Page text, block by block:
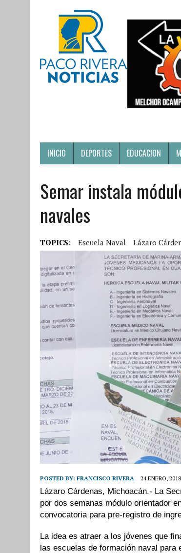
INICIO DEPORTES EDUCACION
Semar instala
navales
TOPICS: Escuela Naval Lázaro
POSTED BY: FRANCISCO RIVERA 24 ENERO, 2018
Lázaro Cárdenas, Michoacán.- La
por dos semanas módulo orientador
convocatoria para pre-registro de
La idea es atraer a los jóvenes que
las escuelas de formación naval